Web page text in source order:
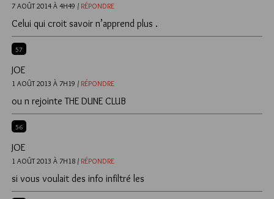
7 AOÛT 2014 À 4H49 / RÉPONDRE
Celui qui croit savoir n’apprend plus .
57
JOE
1 AOÛT 2013 À 7H19 / RÉPONDRE
ou n rejointe THE DUNE CLUB
56
JOE
1 AOÛT 2013 À 7H18 / RÉPONDRE
si vous voulait des info infiltré les